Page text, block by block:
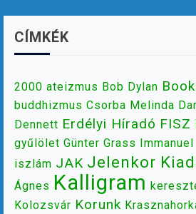
CÍMKÉK
2000 ateizmus Bob Dylan
buddhizmus Csorba Melinda
Dennett Erdélyi Híradó FISZ
gyűlölet Günter Grass
iszlám JAK Jelenkor
Ágnes Kalligram
Kolozsvár Korunk